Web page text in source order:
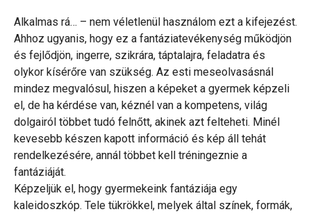
Alkalmas rá… – nem véletlenül használom ezt a kifejezést.
Ahhoz ugyanis, hogy ez a fantáziatevékenység működjön
és fejlődjön, ingerre, szikrára, táptalajra, feladatra és
olykor kísérőre van szükség. Az esti meseolvasásnál
mindez megvalósul, hiszen a képeket a gyermek képzeli
el, de ha kérdése van, kéznél van a kompetens, világ
dolgairól többet tudó felnőtt, akinek azt felteheti. Minél
kevesebb készen kapott információ és kép áll tehát
rendelkezésére, annál többet kell tréningeznie a
fantáziáját.
Képzeljük el, hogy gyermekeink fantáziája egy
kaleidoszkóp. Tele tükrökkel, melyek által színek, formák,